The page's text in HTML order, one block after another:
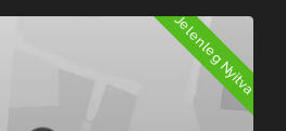
Jelenleg Nyitva